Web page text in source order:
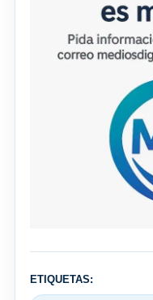
ETIQUETAS: